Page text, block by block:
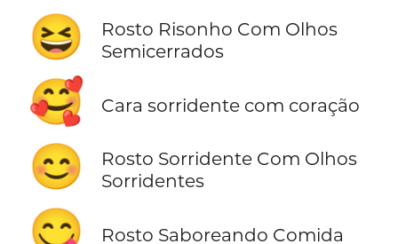
😆
Rosto Risonho Com Olhos
Semicerrados
🥰 Cara sorridente com coração
😊
Rosto Sorridente Com Olhos
Sorridentes
😋 Rosto Saboreando Comida